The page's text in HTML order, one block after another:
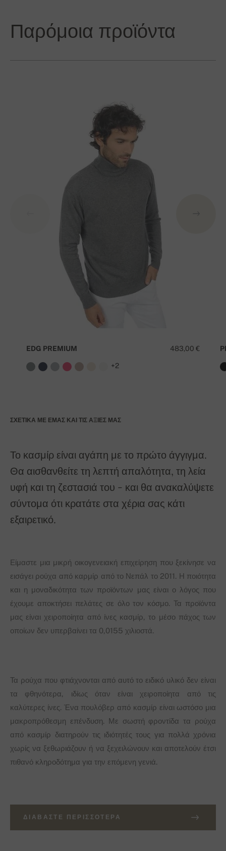
Παρόμοια προϊόντα
483,00 €
EDG PREMIUM
+2
ΣΧΕΤΙΚΆ ΜΕ ΕΜΆΣ ΚΑΙ ΤΙΣ ΑΞΊΕΣ ΜΑΣ
Το κασμίρ είναι αγάπη με το πρώτο άγγιγμα.
Θα αισθανθείτε τη λεπτή απαλότητα, τη λεία
υφή και τη ζεστασιά του - και θα ανακαλύψετε
σύντομα ότι κρατάτε στα χέρια σας κάτι
εξαιρετικό.
Είμαστε μια μικρή οικογενειακή επιχείρηση που ξεκίνησε να
εισάγει ρούχα από καρμίρ από το Νεπάλ το 2011. Η ποιότητα
και η μοναδικότητα των προϊόντων μας είναι ο λόγος που
έχουμε αποκτήσει πελάτες σε όλο τον κόσμο. Τα προϊόντα
μας είναι χειροποίητα από ίνες κασμίρ, το μέσο πάχος των
οποίων δεν υπερβαίνει τα 0,0155 χιλιοστά.
Τα ρούχα που φτιάχνονται από αυτό το ειδικό υλικό δεν είναι
τα φθηνότερα, ιδίως όταν είναι χειροποίητα από τις
καλύτερες ίνες. Ένα πουλόβερ από κασμίρ είναι ωστόσο μια
μακροπρόθεσμη επένδυση. Με σωστή φροντίδα τα ρούχα
από κασμίρ διατηρούν τις ιδιότητές τους για πολλά χρόνια
χωρίς να ξεθωριάζουν ή να ξεχειλώνουν και αποτελούν έτσι
πιθανό κληροδότημα για την επόμενη γενιά.
ΔΙΑΒΆΣΤΕ ΠΕΡΙΣΣΌΤΕΡΑ